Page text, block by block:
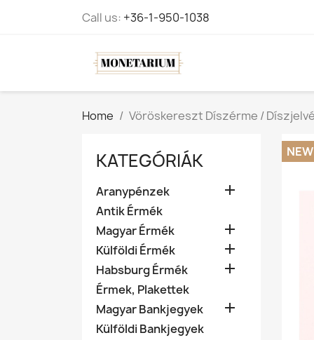
Call us: +36-1-950-1038
Home Vöröskereszt Díszérme /
KATEGÓRIÁK
Aranypénzek 
Antik Érmék
Magyar Érmék

Külföldi Érmék 
Habsburg Érmék 
Érmek, Plakettek
Magyar Bankjegyek

Külföldi Bankjegyek
NEW